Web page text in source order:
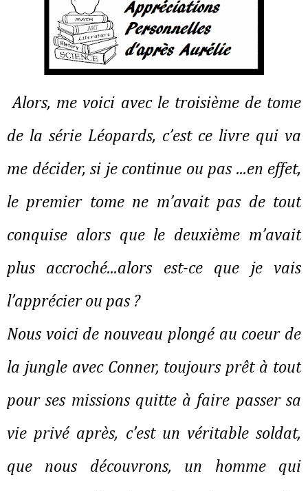
Alors, me voici avec le troisième de tome
de la série Léopards, c’est ce livre qui va
me décider, si je continue ou pas ...en effet,
le premier tome ne m’avait pas de tout
conquise alors que le deuxième m’avait
plus accroché...alors est-ce que je vais
l’apprécier ou pas ?
Nous voici de nouveau plongé au coeur de
la jungle avec Conner, toujours prêt à tout
pour ses missions quitte à faire passer sa
vie privé après, c’est un véritable soldat,
que nous découvrons, un homme qui